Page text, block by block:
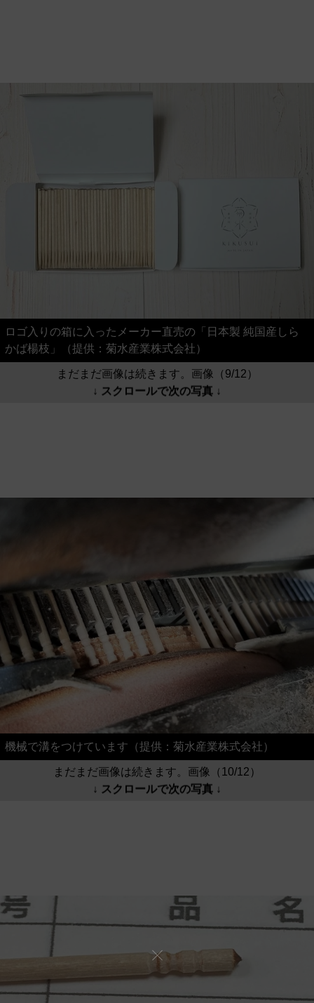
ロゴ入りの箱に入ったメーカー直売の「日本製 純国産しら
かば楊枝」（提供：菊水産業株式会社）
まだまだ画像は続きます。画像（9/12）
↓ スクロールで次の写真 ↓
機械で溝をつけています（提供：菊水産業株式会社）
まだまだ画像は続きます。画像（10/12）
↓ スクロールで次の写真 ↓